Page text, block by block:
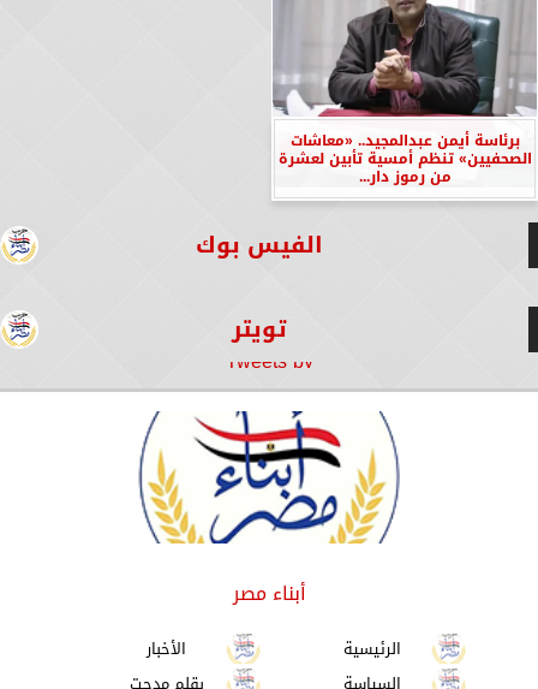
برئاسة أيمن عبدالمجيد.. «معاشات
الصحفيين» تنظم أمسية تأبين لعشرة
من رموز دار...
الفيس بوك
تويتر
Tweets by
أبناء مصر
الرئيسية
الأخبار